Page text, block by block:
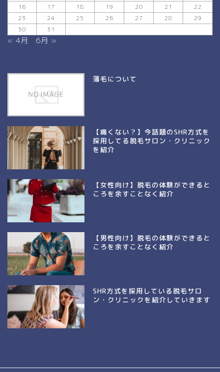
16
17 18 19 20 21
22
23
24 25 26 27 28
29
30
31
« 4月 6月 »
薄毛について
【痛くない？】今話題のSHR方式を
採用してる脱毛サロン・クリニック
を紹介
【女性向け】脱毛の体験ができると
ころを余すことなく紹介
【男性向け】脱毛の体験ができると
ころを余すことなく紹介
SHR方式を採用している脱毛サロ
ン・クリニックを紹介していきます